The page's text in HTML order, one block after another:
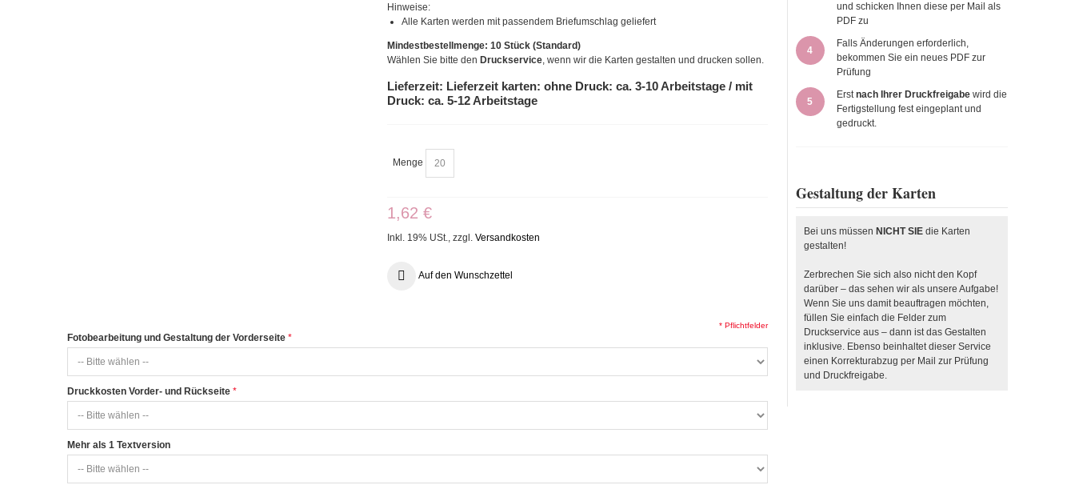
Hinweise:
Alle Karten werden mit passendem Briefumschlag geliefert
Mindestbestellmenge: 10 Stück (Standard)
Wählen Sie bitte den Druckservice, wenn wir die Karten gestalten und drucken sollen.
Lieferzeit: Lieferzeit karten: ohne Druck: ca. 3-10 Arbeitstage / mit
Druck: ca. 5-12 Arbeitstage
Menge
1,62 €
Inkl. 19% USt., zzgl. Versandkosten
Auf den Wunschzettel
und schicken Ihnen diese per Mail als
PDF zu
4
Falls Änderungen erforderlich,
bekommen Sie ein neues PDF zur
Prüfung
5
Erstnach Ihrer Druckfreigabewird die
Fertigstellung fest eingeplant und
gedruckt.
Gestaltung der Karten
Bei uns müssen NICHT SIEdie Karten
gestalten!
Zerbrechen Sie sich also nicht den Kopf
darüber – das sehen wir als unsere Aufgabe!
Wenn Sie uns damit beauftragen möchten,
füllen Sie einfach die Felder zum
Druckservice aus – dann ist das Gestalten
inklusive. Ebenso beinhaltet dieser Service
einen Korrekturabzug per Mail zur Prüfung
und Druckfreigabe.
Fotobearbeitung und Gestaltung der Vorderseite
Druckkosten Vorder- und Rückseite
Mehr als 1 Textversion
* Pflichtfelder